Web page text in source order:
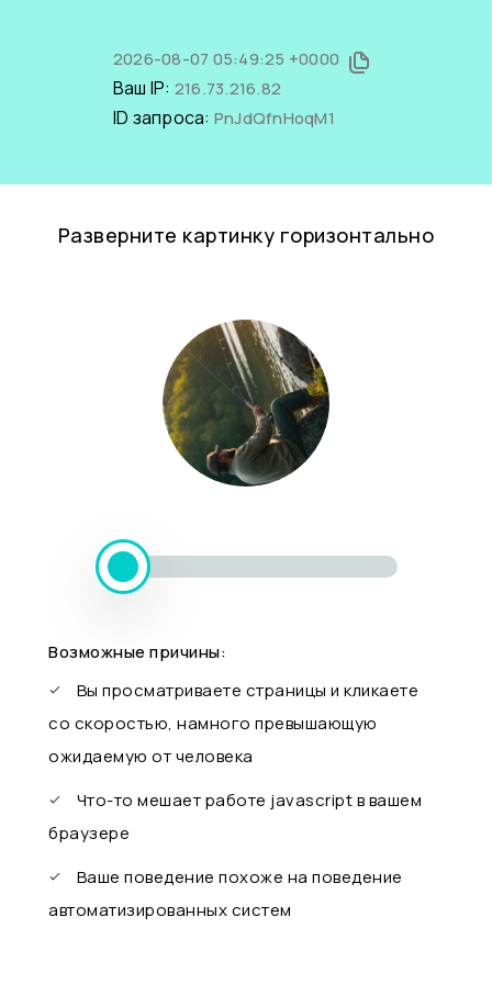
2026-08-07 05:49:25 +0000
Ваш IP: 216.73.216.82
ID запроса: PnJdQfnHoqM1
Разверните картинку горизонтально
Возможные причины:
Вы просматриваете страницы и кликаете
со скоростью, намного превышающую
ожидаемую от человека
Что-то мешает работе javascript в вашем
браузере
Ваше поведение похоже на поведение
автоматизированных систем